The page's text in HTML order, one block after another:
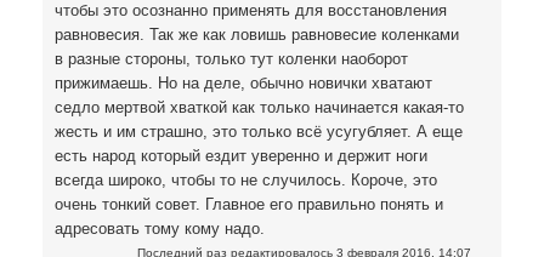
чтобы это осознанно применять для восстановления
равновесия. Так же как ловишь равновесие коленками
в разные стороны, только тут коленки наоборот
прижимаешь. Но на деле, обычно новички хватают
седло мертвой хваткой как только начинается какая-то
жесть и им страшно, это только всё усугубляет. А еще
есть народ который ездит уверенно и держит ноги
всегда широко, чтобы то не случилось. Короче, это
очень тонкий совет. Главное его правильно понять и
адресовать тому кому надо.
Последний раз редактировалось 3 февраля 2016, 14:07